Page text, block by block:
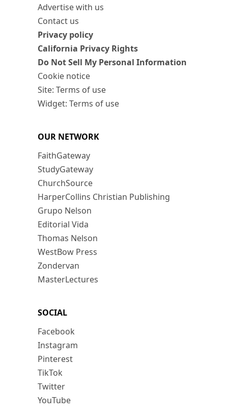
Advertise with us
Contact us
Privacy policy
California Privacy Rights
Do Not Sell My Personal Information
Cookie notice
Site: Terms of use
Widget: Terms of use
OUR NETWORK
FaithGateway
StudyGateway
ChurchSource
HarperCollins Christian Publishing
Grupo Nelson
Editorial Vida
Thomas Nelson
WestBow Press
Zondervan
MasterLectures
SOCIAL
Facebook
Instagram
Pinterest
TikTok
Twitter
YouTube